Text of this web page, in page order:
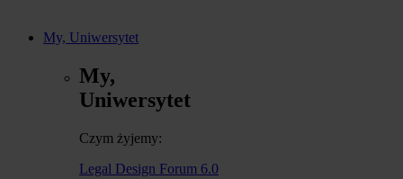
My, Uniwersytet
My,
Uniwersytet
Czym żyjemy:
Legal Design Forum 6.0